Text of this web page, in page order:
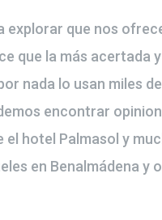
explorar que nos
que la más acertada
nada lo usan miles
encontrar
hotel Palmasol y
en Benalmádena y